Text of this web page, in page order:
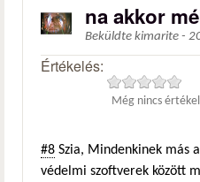
na akkor
Beküldte kimarite -
Értékelés:
Még nincs
#8 Szia, Mindenkinek más
védelmi szoftverek között